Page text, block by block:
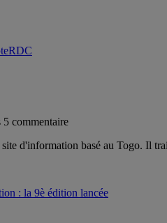
RDC
5 commentaire
d'information basé au Togo. Il
: la 9è édition lancée